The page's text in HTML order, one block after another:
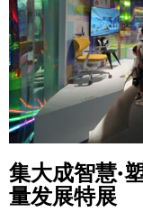
集大成智慧·
量发展特展